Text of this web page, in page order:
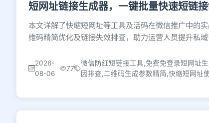
短网址链接生成器，一键批量快速短链
本文详解了快缩短网址等工具及活码在微信推广中的
维码精简优化及链接失效排查，助力运营人员提升私域
2026-
08-06
77
微信防红短链接工具,免费免登录短网址
因排查,二维码生成参数精简,快缩短网址